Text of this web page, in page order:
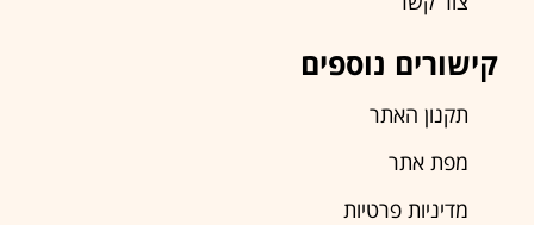
קישורים נוספים
תקנון האתר
מפת אתר
מדיניות פרטיות